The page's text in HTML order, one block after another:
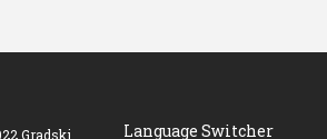
Gradski Language Switcher